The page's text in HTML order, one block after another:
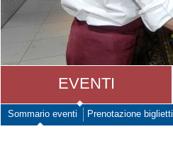
EVENTI
Sommario eventi Prenotazione biglietti